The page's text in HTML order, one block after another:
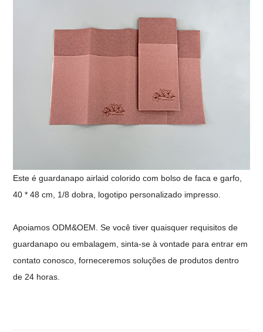
Este é guardanapo airlaid colorido com bolso de faca e garfo,
40 * 48 cm, 1/8 dobra, logotipo personalizado impresso.
Apoiamos ODM&OEM.Se você tiver quaisquer requisitos de
guardanapo ou embalagem, sinta-se à vontade para entrar em
contato conosco, forneceremos soluções de produtos dentro
de 24 horas.